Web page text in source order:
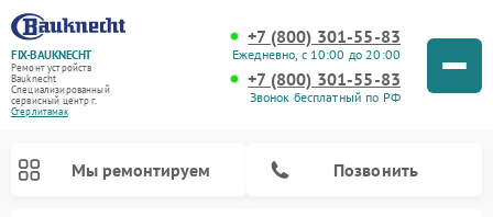
FIX-BAUKNECHT
Ремонт устройств
Bauknecht
Специализированный
cервисный центр г.
Стерлитамак
+7 (800) 301-55-83
Ежедневно, с 10:00 до 20:00
+7 (800) 301-55-83
Звонок бесплатный по РФ
Мы ремонтируем Позвонить